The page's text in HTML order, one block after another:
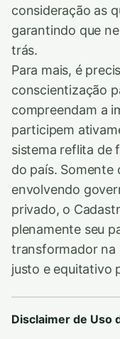
consideração as
garantindo que
trás.
Para mais, é
conscientização
compreendam a
participem
sistema reflita de
do país.
envolvendo
privado, o
plenamente seu
transformador na
justo e equitativo
Disclaimer de Uso